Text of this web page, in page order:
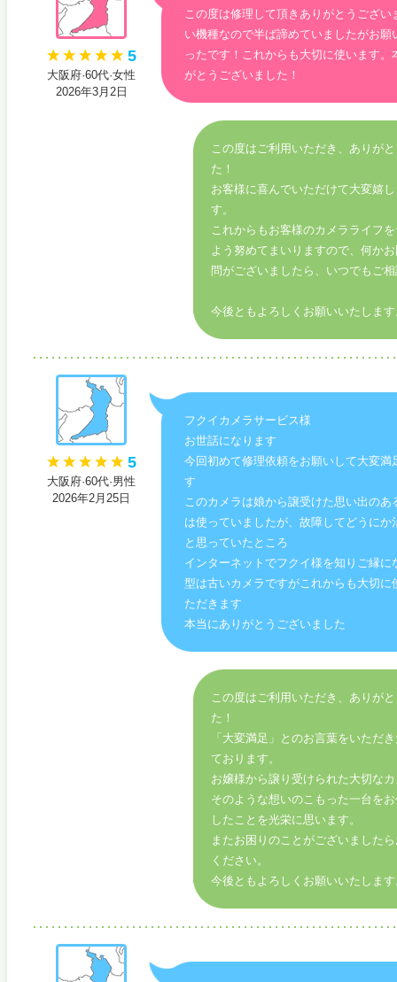
5
大阪府·60代·女性
2026年3月2日
この度は修理して頂きありがとうござい
い機種なので半ば諦めていましたがお願
ったです！これからも大切に使います。
がとうございました！
この度はご利用いただき、ありが
た！
お客様に喜んでいただけて大変嬉
す。
これからもお客様のカメラライフ
よう努めてまいりますので、何か
問がございましたら、いつでもご
今後ともよろしくお願いいたしま
5
大阪府·60代·男性
2026年2月25日
フクイカメラサービス様
お世話になります
今回初めて修理依頼をお願いして大変満
す
このカメラは娘から譲受けた思い出のあ
は使っていましたが、故障してどうにか
と思っていたところ
インターネットでフクイ様を知りご縁に
型は古いカメラですがこれからも大切に
ただきます
本当にありがとうございました
この度はご利用いただき、ありが
た！
「大変満足」とのお言葉をいただ
ております。
お嬢様から譲り受けられた大切な
そのような想いのこもった一台を
したことを光栄に思います。
またお困りのことがございました
ください。
今後ともよろしくお願いいたしま